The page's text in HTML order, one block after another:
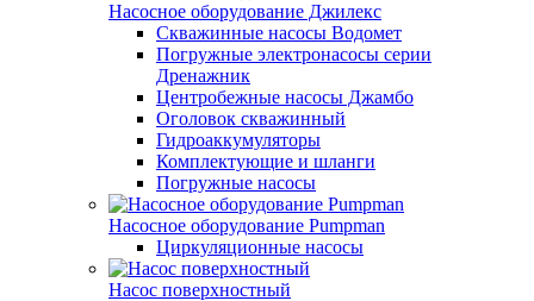
Насосное оборудование Джилекс
Скважинные насосы Водомет
Погружные электронасосы серии
Дренажник
Центробежные насосы Джамбо
Оголовок скважинный
Гидроаккумуляторы
Комплектующие и шланги
Погружные насосы
Насосное оборудование Pumpman
Циркуляционные насосы
Насос поверхностный